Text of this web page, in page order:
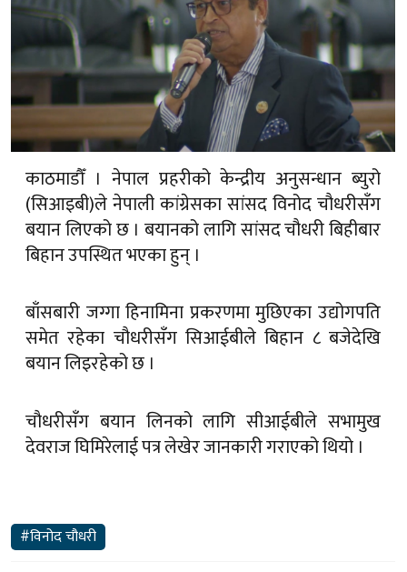
काठमाडौँ । नेपाल प्रहरीको केन्द्रीय अनुसन्धान ब्युरो
(सिआइबी)ले नेपाली कांग्रेसका सांसद विनोद चौधरीसँग
बयान लिएको छ । बयानको लागि सांसद चौधरी बिहीबार
बिहान उपस्थित भएका हुन् ।
बाँसबारी जग्गा हिनामिना प्रकरणमा मुछिएका उद्योगपति
समेत रहेका चौधरीसँग सिआईबीले बिहान ८ बजेदेखि
बयान लिइरहेको छ ।
चौधरीसँग बयान लिनको लागि सीआईबीले सभामुख
देवराज घिमिरेलाई पत्र लेखेर जानकारी गराएको थियो ।
#विनोद चौधरी